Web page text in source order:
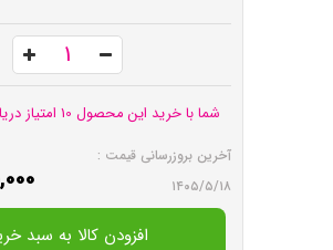
شما با خرید این محصول 10 امتیاز دریافت می کنید
آخرین بروزرسانی قیمت :
۱۴۰۵/۵/۱۸
افزودن کالا به سبد